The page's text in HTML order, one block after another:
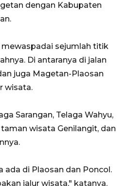
dengan Kabupaten
mewaspadai sejumlah titik
Di antaranya di jalan
juga Magetan-Plaosan
wisata.
Sarangan, Telaga Wahyu,
wisata Genilangit, dan
ada di Plaosan dan Poncol.
jalur wisata," katanya.